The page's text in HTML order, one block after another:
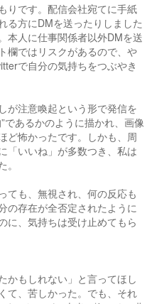
りです。配信会社宛てに手紙
る方にDMを送ったりしました
本人に仕事関係者以外DMを送
欄ではリスクがあるので、や
で自分の気持ちをつぶやき
が注意喚起という形で発信を
であるかのように描かれ、画像
ど怖かったです。しかも、周
「いいね」が多数つき、私は
ても、無視され、何の反応も
の存在が全否定されたように
に、気持ちは受け止めてもら
かもしれない」と言ってほし
て、苦しかった。でも、それ